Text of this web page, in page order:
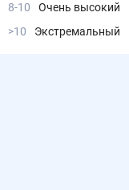
8-10
Очень высокий
>10
Экстремальный